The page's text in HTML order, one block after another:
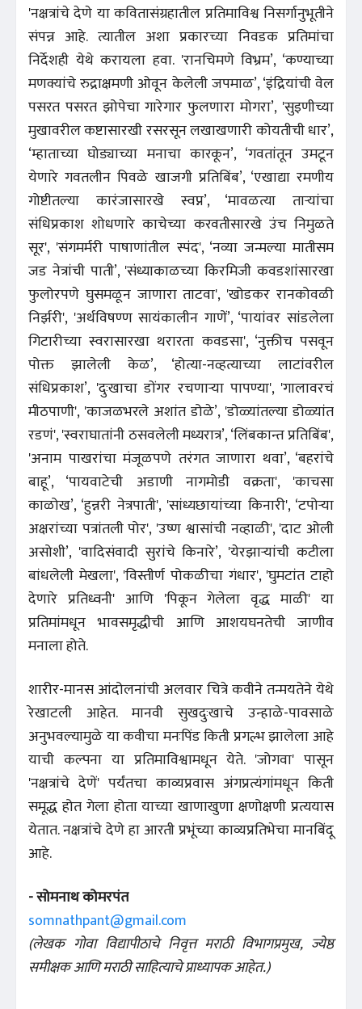
'नक्षत्रांचे देणे या कवितासंग्रहातील प्रतिमाविश्व निसर्गानुभूतीने
संपन्न आहे. त्यातील अशा प्रकारच्या निवडक प्रतिमांचा
निर्देशही येथे करायला हवा. 'रानचिमणे विभ्रम’, ‘कण्याच्या
मणक्यांचे रुद्राक्षमणी ओवून केलेली जपमाळ’, ‘इंद्रियांची वेल
पसरत पसरत झोपेचा गारेगार फुलणारा मोगरा’, 'सुइणीच्या
मुखावरील कष्टासारखी रसरसून लखाखणारी कोयतीची धार’,
‘म्हाताच्या घोड्याच्या मनाचा कारकून’, ‘गवतांतून उमटून
येणारे गवतलीन पिवळे खाजगी प्रतिबिंब’, ‘एखाद्या रमणीय
गोष्टीतल्या कारंजासारखे स्वप्न’, ‘मावळत्या ताऱ्यांचा
संधिप्रकाश शोधणारे काचेच्या करवतीसारखे उंच निमुळते
सूर', 'संगमर्मरी पाषाणांतील स्पंद', ‘नव्या जन्मल्या मातीसम
जड नेत्रांची पाती’, 'संध्याकाळच्या किरमिजी कवडशांसारखा
फुलोरपणे घुसमळून जाणारा ताटवा', 'खोडकर रानकोवळी
निर्झरी', 'अर्थविषण्ण सायंकालीन गाणें’, ‘पायांवर सांडलेला
गिटारीच्या स्वरासारखा थरारता कवडसा', ‘नुक्तीच पसवून
पोक्त झालेली केळ’, ‘होत्या-नव्हत्याच्या लाटांवरील
संधिप्रकाश’, 'दुःखाचा डोंगर रचणाऱ्या पापण्या', 'गालावरचं
मीठपाणी', 'काजळभरले अशांत डोळे’, 'डोळ्यांतल्या डोळ्यांत
रडणं', 'स्वराघातांनी ठसवलेली मध्यरात्र’, ‘लिंबकान्त प्रतिबिंब',
'अनाम पाखरांचा मंजूळपणे तरंगत जाणारा थवा’, ‘बहरांचे
बाहू’, ‘पायवाटेची अडाणी नागमोडी वक्रता', 'काचसा
काळोख’, ‘हुन्नरी नेत्रपाती', 'सांध्यछायांच्या किनारी', ‘टपोऱ्या
अक्षरांच्या पत्रांतली पोर', 'उष्ण श्वासांची नव्हाळी', 'दाट ओली
असोशी’, 'वादिसंवादी सुरांचे किनारे’, 'येरझाऱ्यांची कटीला
बांधलेली मेखला', 'विस्तीर्ण पोकळीचा गंधार', 'घुमटांत टाहो
देणारे प्रतिध्वनी' आणि 'पिकून गेलेला वृद्ध माळी' या
प्रतिमांमधून भावसमृद्धीची आणि आशयघनतेची जाणीव
मनाला होते.
शारीर-मानस आंदोलनांची अलवार चित्रे कवीने तन्मयतेने येथे
रेखाटली आहेत. मानवी सुखदुःखाचे उन्हाळे-पावसाळे
अनुभवल्यामुळे या कवीचा मनःपिंड किती प्रगल्भ झालेला आहे
याची कल्पना या प्रतिमाविश्वामधून येते. 'जोगवा' पासून
'नक्षत्रांचे देणें' पर्यंतचा काव्यप्रवास अंगप्रत्यंगांमधून किती
समूद्ध होत गेला होता याच्या खाणाखुणा क्षणोक्षणी प्रत्ययास
येतात. नक्षत्रांचे देणे हा आरती प्रभूंच्या काव्यप्रतिभेचा मानबिंदू
आहे.
- सोमनाथ कोमरपंत
somnathpant@gmail.com
(लेखक गोवा विद्यापीठाचे निवृत्त मराठी विभागप्रमुख, ज्येष्ठ
समीक्षक आणि मराठी साहित्याचे प्राध्यापक आहेत.)